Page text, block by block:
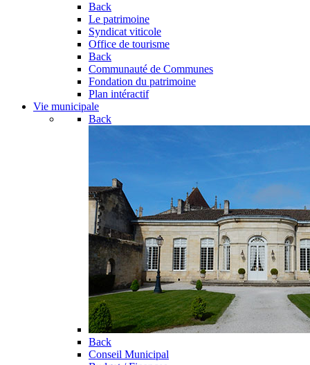
Back
Le patrimoine
Syndicat viticole
Office de tourisme
Back
Communauté de Communes
Fondation du patrimoine
Plan intéractif
Vie municipale
Back
Back
Conseil Municipal